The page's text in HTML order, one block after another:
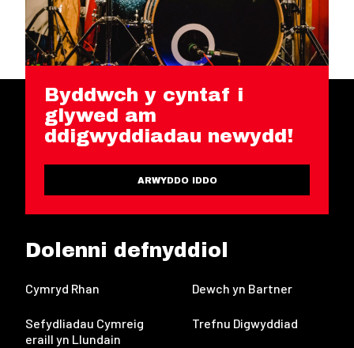
Byddwch y cyntaf i
glywed am
ddigwyddiadau newydd!
ARWYDDO IDDO
Dolenni defnyddiol
Cymryd Rhan Dewch yn Bartner
Sefydliadau Cymreig
eraill yn Llundain
Trefnu Digwyddiad